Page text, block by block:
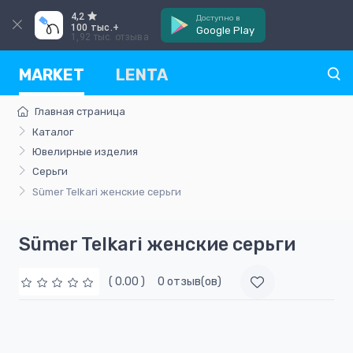
4,2
100 тыс.+
1,92 тыс. отзыва
Доступно в
Google Play
MARKET LENTA
Главная страница
Каталог
Ювелирные изделия
Серьги
Sümer Telkari женскиe серьги
Sümer Telkari женскиe серьги
( 0.00 ) 0 отзыв(ов)